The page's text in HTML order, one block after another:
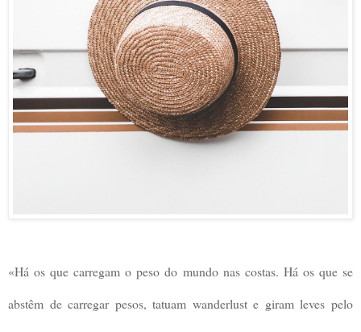
«Há os que carregam o peso do mundo nas costas. Há os que se
abstêm de carregar pesos, tatuam wanderlust e giram leves pelo